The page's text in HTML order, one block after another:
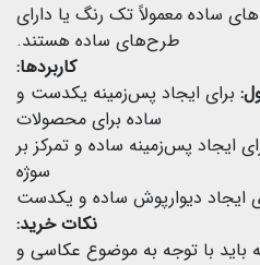
ساده معمولاً تک رنگ یا دارای
طرح‌های ساده هستند.
کاربردها:
برای ایجاد پس‌زمینه یکدست و
ساده برای محصولات
ایجاد پس‌زمینه ساده و تمرکز بر
سوژه
ایجاد دیوارپوش ساده و یکدست
نکات خرید:
باید با توجه به موضوع عکاسی و